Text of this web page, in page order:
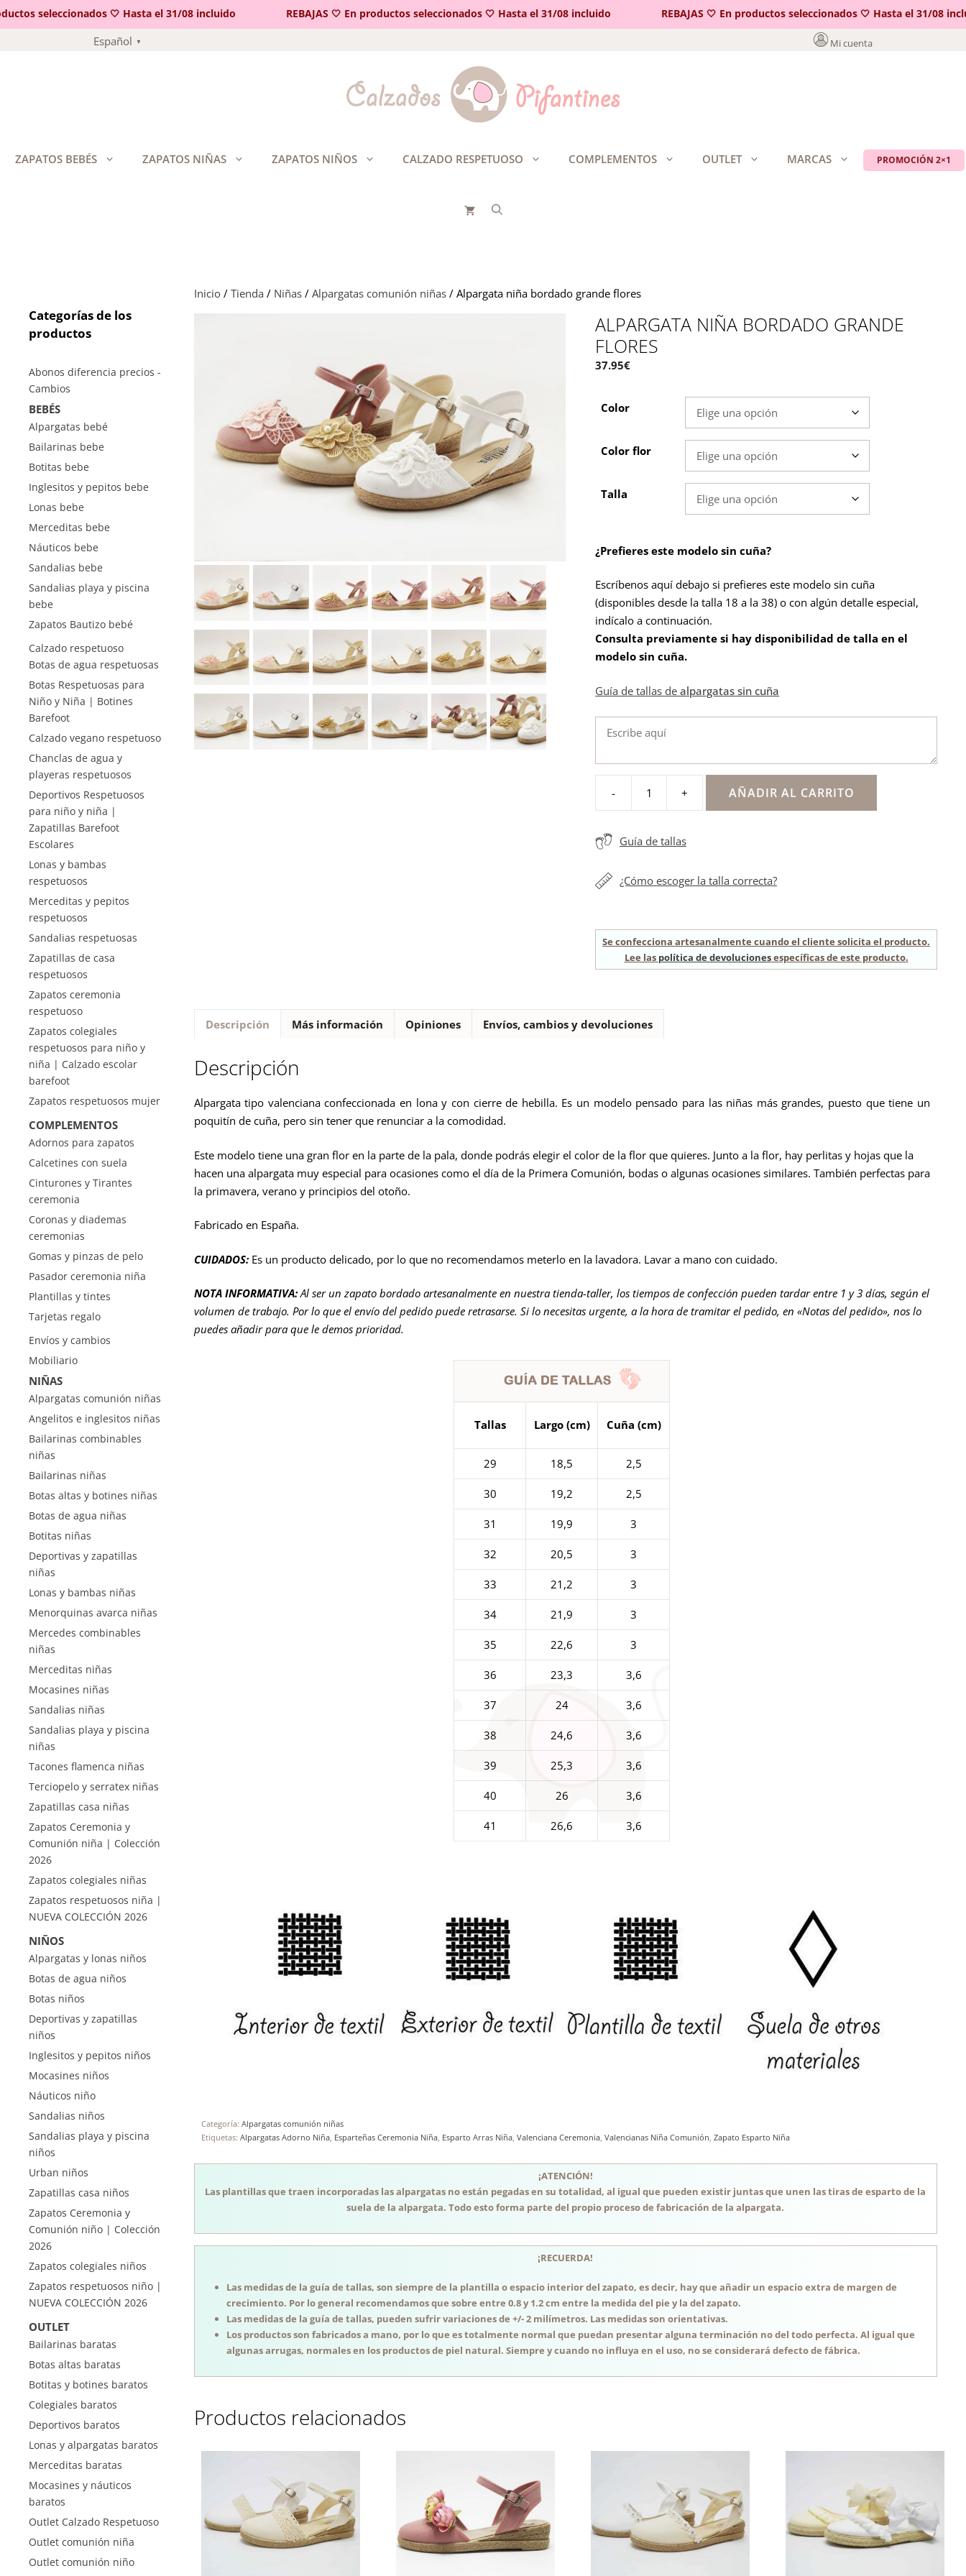
seleccionados 🤍 Hasta el 31/08 incluido REBAJAS 🤍 En productos seleccionados 🤍 Hasta el 31/08 incluido REBAJAS 🤍 En productos seleccionados 🤍 Hasta el 31/08
Español ▼ Mi cuenta
ZAPATOS BEBÉS ZAPATOS NIÑAS ZAPATOS NIÑOS CALZADO RESPETUOSO COMPLEMENTOS OUTLET MARCAS PROMOCIÓN 2×1
Inicio/ Tienda / Niñas/ Alpargatas comunión niñas/ Alpargata niña bordado grande flores
ALPARGATA NIÑA BORDADO GRANDE
FLORES
37.95€
Color
Color flor
Talla
¿Prefieres este modelo sin cuña?
Escríbenos aquí debajo si prefieres este modelo sin cuña
(disponibles desde la talla 18 a la 38) o con algún detalle especial,
indícalo a continuación.
Consulta previamente si hay disponibilidad de talla en el
modelo sin cuña.
Guía de tallas dealpargatas sin cuña
-
bordado
grande
flores
cantidad
+ AÑADIR AL CARRITO
Guía de tallas
¿Cómo escoger la talla correcta?
Se confecciona artesanalmente cuando el cliente solicita el producto.
Lee las política de devolucionesespecíficas de este producto.
Descripción Más información Opiniones Envíos, cambios y devoluciones
Descripción
Alpargata tipo valenciana confeccionada en lona y con cierre de hebilla. Es un modelo pensado para las niñas más grandes, puesto que tiene un
poquitín de cuña, pero sin tener que renunciar a la comodidad.
Este modelo tiene una gran flor en la parte de la pala, donde podrás elegir el color de la flor que quieres. Junto a la flor, hay perlitas y hojas que la
hacen una alpargata muy especial para ocasiones como el día de la Primera Comunión, bodas o algunas ocasiones similares. También perfectas para
la primavera, verano y principios del otoño.
Fabricado en España.
CUIDADOS: Es un producto delicado, por lo que no recomendamos meterlo en la lavadora. Lavar a mano con cuidado.
NOTA INFORMATIVA:Al ser un zapato bordado artesanalmente en nuestra tienda-taller, los tiempos de confección pueden tardar entre 1 y 3 días, según el
volumen de trabajo. Por lo que el envío del pedido puede retrasarse. Si lo necesitas urgente, a la hora de tramitar el pedido, en «Notas del pedido», nos lo
puedes añadir para que le demos prioridad.
Tallas Largo (cm) Cuña (cm)
29 18,5 2,5
30 19,2 2,5
31 19,9 3
32 20,5 3
33 21,2 3
34 21,9 3
35 22,6 3
36 23,3 3,6
37 24 3,6
38 24,6 3,6
39 25,3 3,6
40 26 3,6
41 26,6 3,6
Categoría: Alpargatas comunión niñas
Etiquetas: Alpargatas Adorno Niña, Esparteñas Ceremonia Niña, Esparto Arras Niña, Valenciana Ceremonia, Valencianas Niña Comunión, Zapato Esparto Niña
¡ATENCIÓN!
Las plantillas que traen incorporadas las alpargatas no están pegadas en su totalidad, al igual que pueden existir juntas que unen las tiras de esparto de la
suela de la alpargata. Todo esto forma parte del propio proceso de fabricación de la alpargata.
¡RECUERDA!
Las medidas de la guía de tallas, son siempre de la plantilla o espacio interior del zapato, es decir, hay que añadir un espacio extra de margen de
crecimiento. Por lo general recomendamos que sobre entre 0.8 y 1.2 cm entre la medida del pie y la del zapato.
Las medidas de la guía de tallas, pueden sufrir variaciones de +/- 2 milímetros. Las medidas son orientativas.
Los productos son fabricados a mano, por lo que es totalmente normal que puedan presentar alguna terminación no del todo perfecta. Al igual que
algunas arrugas, normales en los productos de piel natural. Siempre y cuando no influya en el uso, no se considerará defecto de fábrica.
Productos relacionados
Categorías de los
productos
Abonos diferencia precios -
Cambios
BEBÉS
Alpargatas bebé
Bailarinas bebe
Botitas bebe
Inglesitos y pepitos bebe
Lonas bebe
Merceditas bebe
Náuticos bebe
Sandalias bebe
Sandalias playa y piscina
bebe
Zapatos Bautizo bebé
Calzado respetuoso
Botas de agua respetuosas
Botas Respetuosas para
Niño y Niña | Botines
Barefoot
Calzado vegano respetuoso
Chanclas de agua y
playeras respetuosos
Deportivos Respetuosos
para niño y niña |
Zapatillas Barefoot
Escolares
Lonas y bambas
respetuosos
Merceditas y pepitos
respetuosos
Sandalias respetuosas
Zapatillas de casa
respetuosos
Zapatos ceremonia
respetuoso
Zapatos colegiales
respetuosos para niño y
niña | Calzado escolar
barefoot
Zapatos respetuosos mujer
COMPLEMENTOS
Adornos para zapatos
Calcetines con suela
Cinturones y Tirantes
ceremonia
Coronas y diademas
ceremonias
Gomas y pinzas de pelo
Pasador ceremonia niña
Plantillas y tintes
Tarjetas regalo
Envíos y cambios
Mobiliario
NIÑAS
Alpargatas comunión niñas
Angelitos e inglesitos niñas
Bailarinas combinables
niñas
Bailarinas niñas
Botas altas y botines niñas
Botas de agua niñas
Botitas niñas
Deportivas y zapatillas
niñas
Lonas y bambas niñas
Menorquinas avarca niñas
Mercedes combinables
niñas
Merceditas niñas
Mocasines niñas
Sandalias niñas
Sandalias playa y piscina
niñas
Tacones flamenca niñas
Terciopelo y serratex niñas
Zapatillas casa niñas
Zapatos Ceremonia y
Comunión niña | Colección
2026
Zapatos colegiales niñas
Zapatos respetuosos niña |
NUEVA COLECCIÓN 2026
NIÑOS
Alpargatas y lonas niños
Botas de agua niños
Botas niños
Deportivas y zapatillas
niños
Inglesitos y pepitos niños
Mocasines niños
Náuticos niño
Sandalias niños
Sandalias playa y piscina
niños
Urban niños
Zapatillas casa niños
Zapatos Ceremonia y
Comunión niño | Colección
2026
Zapatos colegiales niños
Zapatos respetuosos niño |
NUEVA COLECCIÓN 2026
OUTLET
Bailarinas baratas
Botas altas baratas
Botitas y botines baratos
Colegiales baratos
Deportivos baratos
Lonas y alpargatas baratos
Merceditas baratas
Mocasines y náuticos
baratos
Outlet Calzado Respetuoso
Outlet comunión niña
Outlet comunión niño